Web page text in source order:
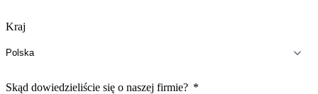
Kraj
Skąd dowiedzieliście się o naszej firmie?